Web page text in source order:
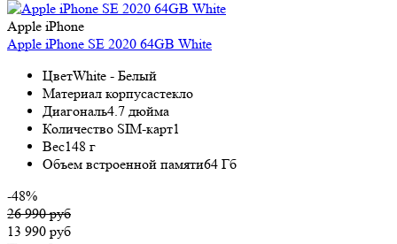
Apple iPhone
Apple iPhone SE 2020 64GB White
ЦветWhite - Белый
Материал корпусастекло
Диагональ4.7 дюйма
Количество SIM-карт1
Вес148 г
Объем встроенной памяти64 Гб
-48%
26 990 руб
13 990 руб